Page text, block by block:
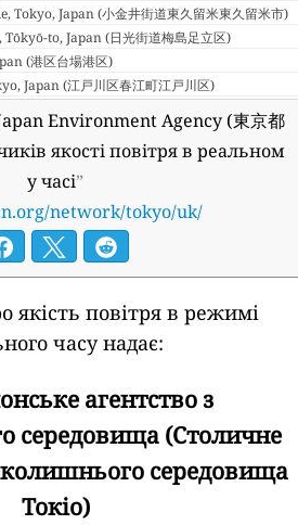
Tokyo, Japan (小金井街道東久留米東久留米市)
to, Japan (日光街道梅島足立区)
(港区台場港区)
Japan (江戸川区春江町江戸川区)
(中央区晴海中央区)
Japan (日比谷交差点千代田区)
Japan (大田区東糀谷大田区)
Tokyo, Japan (水戸街道東向島墨田区)
Japan (青梅市東青梅青梅市)
to, Japan (板橋区氷川町板橋区)
Japan (目黒区碑文谷目黒区)
Tokyo, Japan (新青梅街道東村山東村山市)
Japan (文京区本駒込文京区)
Japan (立川市泉町立川市)
Japan (環七通り柿の木坂目黒区)
Japan (環七通り亀有葛飾区)
(京葉道路亀戸江東区)
Japan (清瀬市上清戸清瀬市)
to, Japan (町田市金森町田市)
Environment Agency (東京都
якості повітря в реальном
у часі”
network/tokyo/uk/
якість повітря в режимі
часу надає:
агентство з
середовища (Столичне
середовища
Токіо)